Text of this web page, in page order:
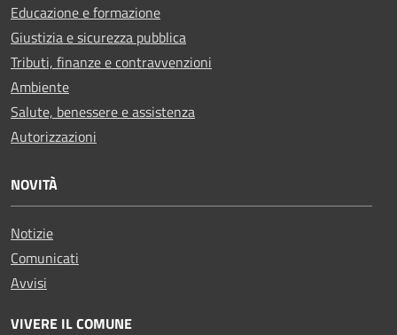
Educazione e formazione
Giustizia e sicurezza pubblica
Tributi, finanze e contravvenzioni
Ambiente
Salute, benessere e assistenza
Autorizzazioni
NOVITÀ
Notizie
Comunicati
Avvisi
VIVERE IL COMUNE